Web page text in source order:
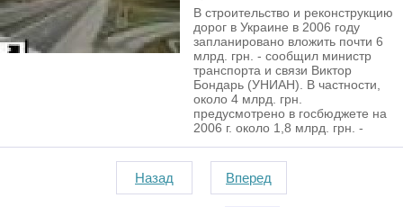
В строительство и реконструкцию
дорог в Украине в 2006 году
запланировано вложить почти 6
млрд. грн. - сообщил министр
транспорта и связи Виктор
Бондарь (УНИАН). В частности,
около 4 млрд. грн.
предусмотрено в госбюджете на
2006 г. около 1,8 млрд. грн. -
Назад Вперед